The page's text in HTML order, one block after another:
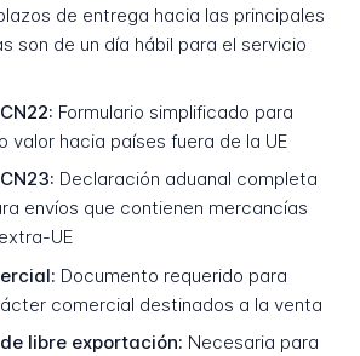
de entrega hacia las principales
son de un día hábil para el servicio
Formulario simplificado para
valor hacia países fuera de la UE
Declaración aduanal completa
envíos que contienen mercancías
UE
Documento requerido para
comercial destinados a la venta
libre exportación: Necesaria para